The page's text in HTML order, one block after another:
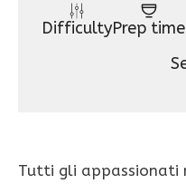
DifficultyPrep time
Tutti gli appassionati